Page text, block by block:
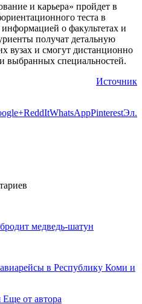
и карьера» пройдет в
теста в
о факультетах и
получат детальную
и смогут дистанционно
выбранных специальностей.
Источник
ReddItWhatsAppPinterestЭл.
медведь-шатун
в Республику Коми и
Еще от автора